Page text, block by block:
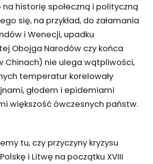
historię społeczną i polityczną
się, na przykład, do załamania
i Wenecji, upadku
Obojga Narodów czy końca
Chinach) nie ulega wątpliwości,
temperatur korelowały
głodem i epidemiami
większość ówczesnych państw.
tu, czy przyczyny kryzysu
i Litwę na początku XVIII